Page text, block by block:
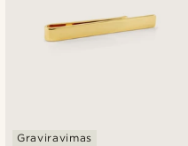
Graviravimas